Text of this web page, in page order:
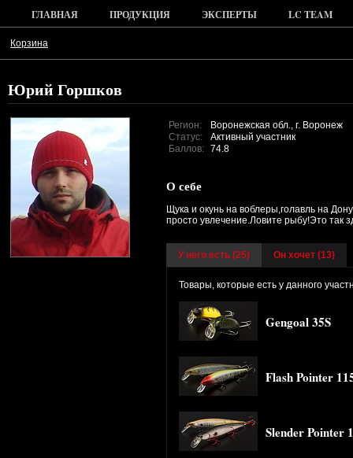
ГЛАВНАЯ ПРОДУКЦИЯ ЭКСПЕРТЫ LC TEAM
Корзина
Юрий Горшков
Регион:
Воронежская обл., г. Воронеж
Статус:
Активный участник
Баллов: 74.8
О себе
Щука и окунь на воблеры,голавль на
просто увлечение.Ловите рыбу!Это так
У него есть (25) Он хочет (13)
Товары, которые есть у данного
Gengoal 35S
Flash Pointer
Slender Pointer